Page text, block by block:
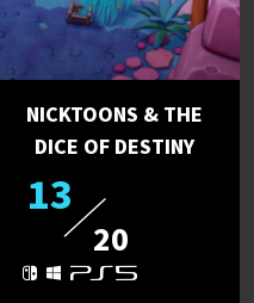
NICKTOONS & THE
DICE OF DESTINY
13
20